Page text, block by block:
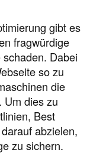
gibt es
fragwürdige
Dabei
so zu
die
Um dies zu
Best
abzielen,
zu sichern.